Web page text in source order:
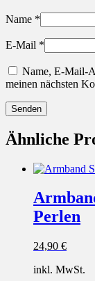
Name *
E-Mail *
Name, E-Mail-
meinen nächsten
Ähnliche
Perlen
24,90 €
inkl. MwSt.